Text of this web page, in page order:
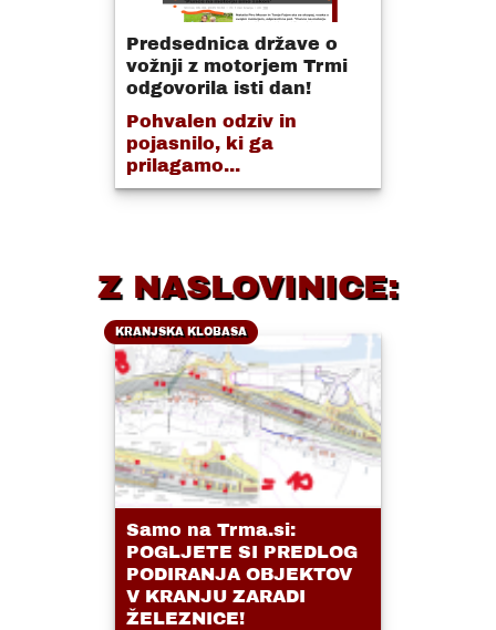
Predsednica države o
vožnji z motorjem Trmi
odgovorila isti dan!
Pohvalen odziv in
pojasnilo, ki ga
prilagamo...
Z NASLOVINICE:
KRANJSKA KLOBASA
Samo na Trma.si:
POGLJETE SI PREDLOG
PODIRANJA OBJEKTOV
V KRANJU ZARADI
ŽELEZNICE!